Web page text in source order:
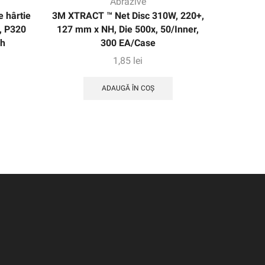
hârtie
P320
3M XTRACT ™ Net Disc 310W, 220+,
127 mm x NH, Die 500x, 50/Inner,
300 EA/Case
1,85 lei
ADAUGĂ ÎN COȘ